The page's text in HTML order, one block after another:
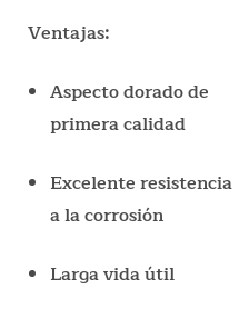
Ventajas:
Aspecto dorado de
primera calidad
Excelente resistencia
a la corrosión
Larga vida útil